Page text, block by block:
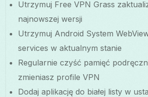
Utrzymuj Free VPN Grass
najnowszej wersji
Utrzymuj Android System
services w aktualnym stanie
Regularnie czyść pamięć
zmieniasz profile VPN
Dodaj aplikację do białej listy w